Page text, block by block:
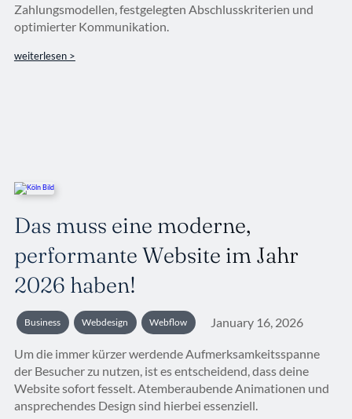
Zahlungsmodellen, festgelegten Abschlusskriterien und
optimierter Kommunikation.
weiterlesen >
Das muss eine moderne,
performante Website im Jahr
2026 haben!
Business Webdesign Webflow January 16, 2026
Um die immer kürzer werdende Aufmerksamkeitsspanne
der Besucher zu nutzen, ist es entscheidend, dass deine
Website sofort fesselt. Atemberaubende Animationen und
ansprechendes Design sind hierbei essenziell.